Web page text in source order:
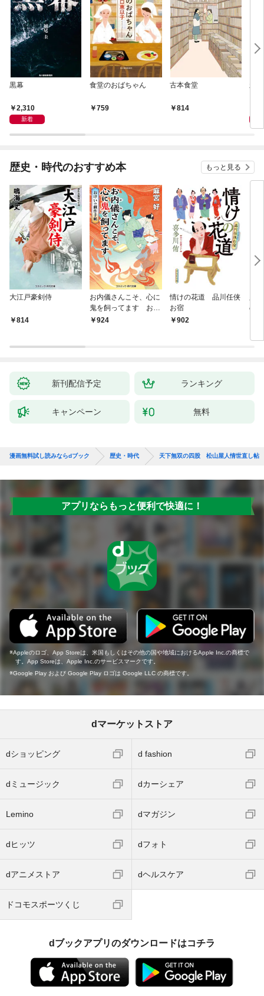
黒幕
2,310
新着
食堂のおばちゃん
759
古本食堂
814
新
歴史・時代のおすすめ本 もっと見る
大江戸豪剣侍
814
お内儀さんこそ、心に
鬼を飼ってます おけ
いの戯作手帖
924
情けの花道 品川任侠
お宿
902
の
新刊配信予定 ランキング
キャンペーン 無料
漫画無料試し読みならdブック 歴史・時代 天下無双の四股 松山屋人情世直し帖
アプリならもっと便利で快適に！
Appleのロゴ、App Storeは、米国もしくはその他の国や地域におけるApple Inc.の商標で
す。App Storeは、Apple Inc.のサービスマークです。
Google Play および Google Play ロゴは Google LLC の商標です。
dマーケットストア
dショッピング d fashion
dミュージック dカーシェア
Lemino dマガジン
dヒッツ dフォト
dアニメストア dヘルスケア
ドコモスポーツくじ
dブックアプリのダウンロードはコチラ